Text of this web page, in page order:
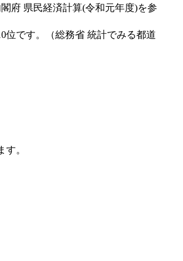
府 県民経済計算(令和元年度)を参
位です。（総務省 統計でみる都道
。